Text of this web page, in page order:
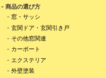
- 商品の選び方
- 窓・サッシ
-玄関ドア・玄関引き戸
- その他窓関連
- カーポート
- エクステリア
-外壁塗装